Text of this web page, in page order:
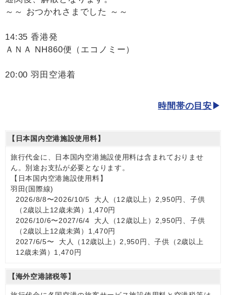
～～ おつかれさまでした ～～
14:35 香港発
ＡＮＡ NH860便（エコノミー）
20:00 羽田空港着
時間帯の目安
【日本国内空港施設使用料】
旅行代金に、日本国内空港施設使用料は含まれておりませ
ん。別途お支払が必要となります。
【日本国内空港施設使用料】
羽田(国際線)
2026/8/8〜2026/10/5 大人（12歳以上）2,950円、子供
（2歳以上12歳未満）1,470円
2026/10/6〜2027/6/4 大人（12歳以上）2,950円、子供
（2歳以上12歳未満）1,470円
2027/6/5〜 大人（12歳以上）2,950円、子供（2歳以上
12歳未満）1,470円
【海外空港諸税等】